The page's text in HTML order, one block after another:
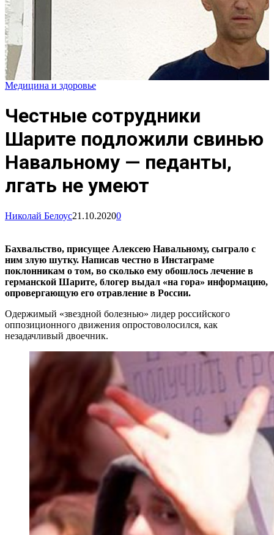
Медицина и здоровье
Честные сотрудники
Шарите подложили свинью
Навальному — педанты,
лгать не умеют
Николай Белоус21.10.20200
Бахвальство, присущее Алексею Навальному, сыграло с
ним злую шутку. Написав честно в Инстаграме
поклонникам о том, во сколько ему обошлось лечение в
германской Шарите, блогер выдал «на гора» информацию,
опровергающую его отравление в России.
Одержимый «звездной болезнью» лидер российского
оппозиционного движения опростоволосился, как
незадачливый двоечник.